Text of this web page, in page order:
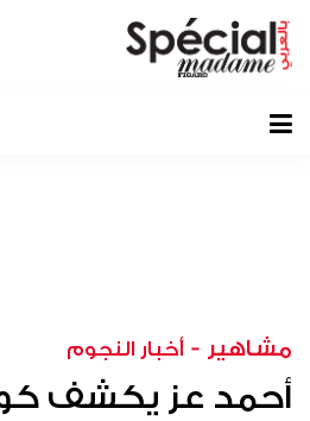
مشاهير - أخبار النجوم
أحمد عز يكشف